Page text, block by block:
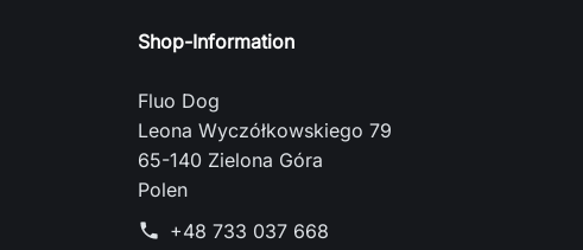
Shop-Information
Fluo Dog
Leona Wyczółkowskiego 79
65-140 Zielona Góra
Polen
phone +48 733 037 668